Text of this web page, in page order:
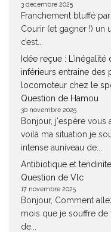
3 décembre 2025
Franchement bluffé
Courir (et gagner !) un
c’est...
Idée reçue :
inférieurs entraine des
locomoteur chez le
Question de Hamou
30 novembre 2025
Bonjour, j'espère vous
voilà ma situation je
intense auniveau de...
Antibiotique et
Question de Vlc
17 novembre 2025
Bonjour, Comment
mois que je souffre de
de...